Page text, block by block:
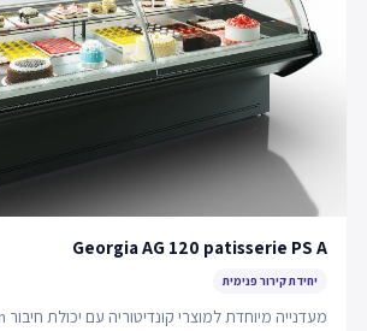
Georgia AG 120 patisserie PS A
יחידת קירור פנימית